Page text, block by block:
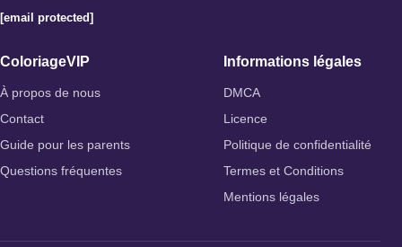
[email protected]
ColoriageVIP
À propos de nous
Contact
Guide pour les parents
Questions fréquentes
Informations légales
DMCA
Licence
Politique de confidentialité
Termes et Conditions
Mentions légales